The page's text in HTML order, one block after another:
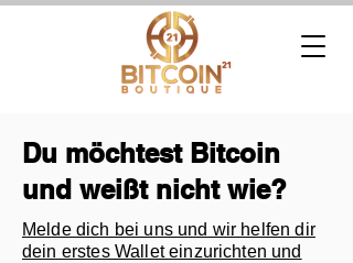
Du möchtest Bitcoin
und weißt nicht wie?
Melde dich bei uns und wir helfen dir
dein erstes Wallet einzurichten und